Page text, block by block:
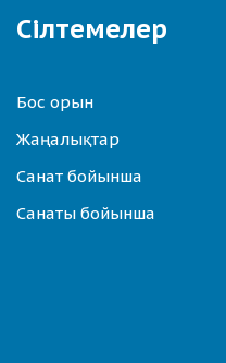
Сілтемелер
Бос орын
Жаңалықтар
Санат бойынша
Санаты бойынша